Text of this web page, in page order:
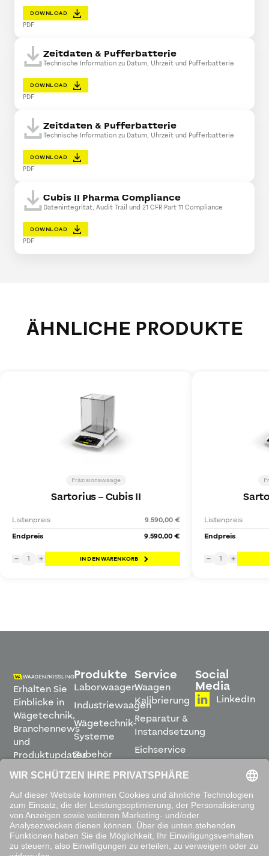
DOWNLOAD
PDF
Zeitdaten & Pufferbatterie
Technische Information zu Datum, Uhrzeit und Pufferbatterie
DOWNLOAD
PDF
Zeitdaten & Pufferbatterie
Technische Information zu Datum, Uhrzeit und Pufferbatterie
DOWNLOAD
PDF
Cubis II Pharma Compliance
Datenintegrität, Audit Trail und 21 CFR Part 11 Compliance
DOWNLOAD
PDF
ÄHNLICHE PRODUKTE
Präzisionswaage
Sartorius–Cubis II
Listenpreis
9.590,00 €
Endpreis
9.590,00 €
− 1 + IN DEN WARENKORB
Listenpreis
Endpreis
− 1 +
Erhalten Sie
Einblicke in
Wägetechnik,
Branchennews
und
Produktupdates
direkt in
Ihren
Posteingang.
ABONNIEREN
Produkte
Laborwaagen
Industriewaagen
Wägetechnik-
Systeme
Zubehör
Software
Service
Waagen
Kalibrierung
Reparatur &
Instandsetzung
Eichservice
Montage &
Inbetriebnahme
Leihwaagen
&
Mietservice
Social
Media
LinkedIn